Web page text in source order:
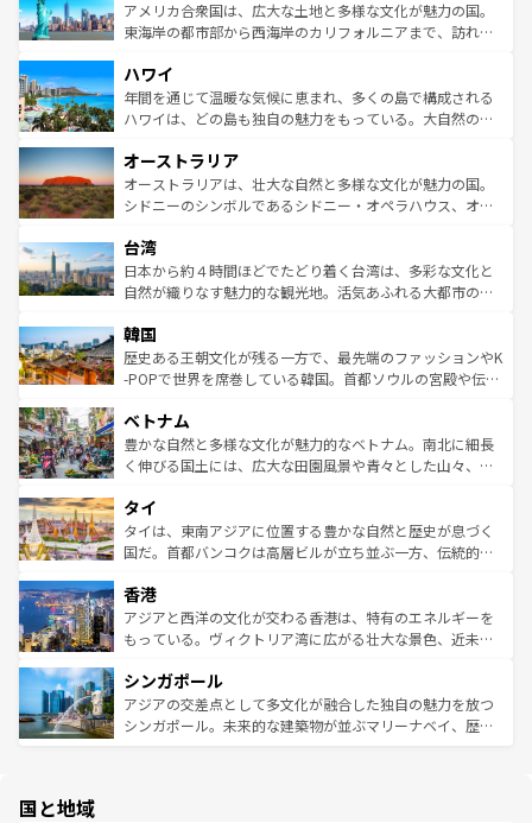
博物館もあり、アルプス観光だけでなく町歩きも満喫する
ことができる。国民の所得が高いため物価も高いが、旅行
ば市内交通費無料で観光を楽しむこともできる。 なお、新
着のスイス情報はコンテンツ一覧 を参照してほしい。
アメリカ合衆国は、広大な土地と多様な文化が魅力の国。
東海岸の都市部から西海岸のカリフォルニアまで、訪れる
のような巨大都市は、観光、ショッピング、エンターテイ
ンメントが詰まった刺激的なスポットだ。一方、アメリカ
西部には大自然が広がり、グランドキャニオンやイエロー
部のニューオーリンズでは、音楽と美食が融合した独特の
文化が魅力。旅行者はアメリカの各地域で異なる魅力を楽
しみながら、その多様性と豊かな歴史を感じることができ
ならではの贅沢な旅のスタイルだ。 なお、新着のアメリカ
情報はコンテンツ一覧を参照してほしい。
ハワイ
年間を通じて温暖な気候に恵まれ、多くの島で構成される
ハワイは、どの島も独自の魅力をもっている。大自然の神
ワイ島は見逃せない。また、定番の観光地といえばオアフ
島だが、静かな自然を求めるならマウイ島やカウアイ島が
おすすめ。エメラルドグリーンに輝く海をはじめ、豊かな
れるおもてなしの心で訪れる人々を迎えてくれるハワイの
人々、おいしいローカルフードやハワイアンミュージッ
ク、伝統的なフラダンスなど、すべてがハワイの魅力を彩
ワイを、存分に味わってほしい。 なお、新着のハワイ情報
はコンテンツ一覧を参照してほしい。
オーストラリア
オーストラリアは、壮大な自然と多様な文化が魅力の国。
シドニーのシンボルであるシドニー・オペラハウス、オー
リアリーフや大陸中央部にそびえるウルル（エアーズロッ
ク）、タスマニアの美しい原生林やケアンズの熱帯雨林な
ど、見どころがたくさん。また、カフェやワイン、オージ
いる。アクティビティも充実しており、サーフィンやダイ
ビング、ハイキングなど、アウトドア好きにはたまらな
い。オーストラリアの多彩な魅力を存分に味わいつくそ
参照してほしい。
台湾
日本から約４時間ほどでたどり着く台湾は、多彩な文化と
自然が織りなす魅力的な観光地。活気あふれる大都市の台
ン）、静ひつな山岳地帯である台湾東部など、都市の喧騒
と山間の静けさが共存しており、訪れる人に新しい発見と
驚きをもたらしてくれる。また、奥深い台湾の食文化も魅
容にもいいと評判のスイーツなど、バラエティ豊かな料理
が味わえる。 なお、新着の台湾情報は コンテンツ一覧を参
照してほしい。
韓国
歴史ある王朝文化が残る一方で、最先端のファッションやK
-POPで世界を席巻している韓国。首都ソウルの宮殿や伝統
き、地方に足を延ばせば四季折々の自然美を楽しむことが
できる。そして、キムチや焼肉、絶品のストリートフード
まで、さまざまな韓国料理が待っている。夜には、韓国な
リティに包まれながら、韓国の多彩な魅力を心ゆくまで味
わってみてほしい。 なお、新着の韓国情報はコンテンツ一
覧を参照してほしい。
ベトナム
豊かな自然と多様な文化が魅力的なベトナム。南北に細長
く伸びる国土には、広大な田園風景や青々とした山々、世
急速な発展と共に伝統が息づく。ハノイの古い町並みやホ
ーチミン市のフランス統治時代の建物も、独特の雰囲気を
醸し出している。また、バラエティの豊かさとおいしさで
とつ。フォーやバインミー、ベトナムコーヒーなどは、ぜ
ひ現地で味わいたい。どの地域を訪れてもあたたかい人々
が旅行者を迎えてくれるので、きっと忘れられない旅にな
参照してほしい。
タイ
タイは、東南アジアに位置する豊かな自然と歴史が息づく
国だ。首都バンコクは高層ビルが立ち並ぶ一方、伝統的な
の活気が交差している。北部ではチェンマイなどの山岳地
帯で自然と触れ合い、南部ではプーケットやクラビの美し
いビーチでリゾート気分を楽しむことができる。タイ料理
激する。気候は一年中温暖で、どの季節にも異なる楽しみ
が待っている。親しみやすいタイの人々、仏教を中心とし
た文化、そして多様な観光資源が、訪れる旅人を魅了し続
香港
アジアと西洋の文化が交わる香港は、特有のエネルギーを
もっている。ヴィクトリア湾に広がる壮大な景色、近未来
み、どこを訪れても感動するはず。観光スポットが密集し
ており、効率よく見どころを回れるのも魅力。息をのむよ
うな絶景から文化的な体験まで、香港を存分に楽しみ尽く
シンガポール
アジアの交差点として多文化が融合した独自の魅力を放つ
シンガポール。未来的な建築物が並ぶマリーナベイ、歴史
国と地域